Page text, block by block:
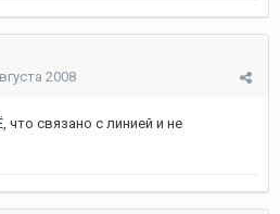
2008
что связано с линией и не